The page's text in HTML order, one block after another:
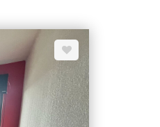
Soupetard à